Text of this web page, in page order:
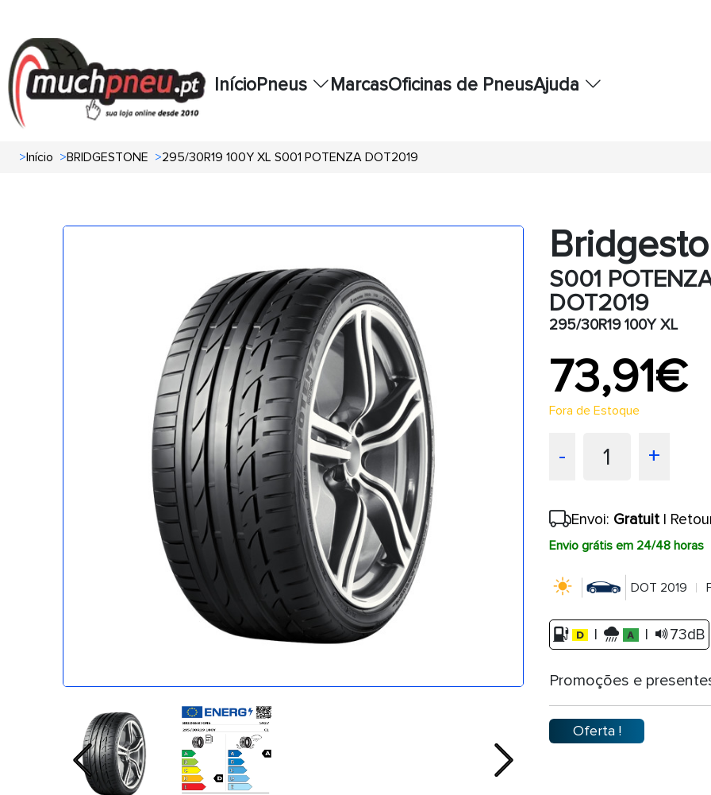
InícioPneus MarcasOficinas de PneusAjuda
>Início >BRIDGESTONE >295/30R19 100Y XL S001 POTENZA DOT2019
Previous Next
S001
DOT2019
295/30R19 100Y XL
73,91€
Fora de Estoque
- 1 +
Envoi: Gratuit|
Envio grátis em 24/48 horas
DOT 2019
| | 73dB
Promoções e
Oferta !